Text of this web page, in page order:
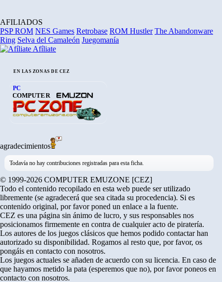
AFILIADOS
PSP ROM NES Games Retrobase ROM Hustler The Abandonware
Ring Selva del Camaleón Juegomanía
Afíliate
EN LAS ZONAS DE CEZ
PC
COMPUTER
agradecimientos
Todavía no hay contribuciones registradas para esta ficha.
© 1999-2026 COMPUTER EMUZONE [CEZ]
Todo el contenido recopilado en esta web puede ser utilizado
libremente (se agradecerá que sea citada su procedencia). Si es
contenido original, por favor poned un enlace a la fuente.
CEZ es una página sin ánimo de lucro, y sus responsables nos
posicionamos firmemente en contra de cualquier acto de piratería.
Los autores de los juegos clásicos que hemos podido contactar han
autorizado su disponibilidad. Rogamos al resto que, por favor, os
pongáis en contacto con nosotros.
Los juegos actuales se añaden de acuerdo con su licencia. En caso de
que hayamos metido la pata (esperemos que no), por favor poneos en
contacto con nosotros.